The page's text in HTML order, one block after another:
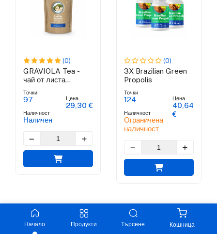
Начало Продукти Търсене Кошница
(0)
GRAVIOLA Tea -
чай от листа
Graviola
Точки
97
Наличност
Наличен
Цена
29,30 €
(0)
3X Brazilian Green
Propolis
Точки
124
Наличност
Ограничена
наличност
Цена
40,64
€